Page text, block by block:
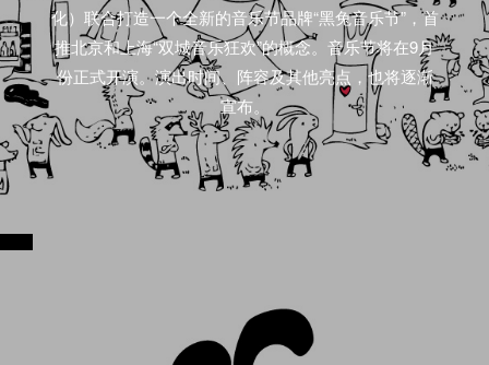
化）联合打造一个全新的音乐节品牌“黑兔音乐节”，首
推北京和上海“双城音乐狂欢”的概念。音乐节将在9月
份正式开演。演出时间、阵容及其他亮点，也将逐渐
宣布。